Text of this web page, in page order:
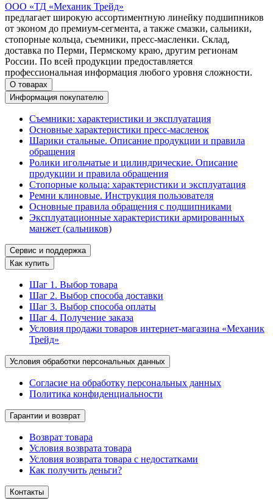
ООО «ТД «Механик Трейд»
предлагает широкую ассортиментную линейку подшипников
от эконом до премиум-сегмента, а также смазки, сальники,
стопорные кольца, съемники, пресс-масленки. Склад,
доставка по Перми, Пермскому краю, другим регионам
России. По всей продукции предоставляется
профессиональная информация любого уровня сложности.
О товарах
Информация покупателю
Съемники: характеристики и эксплуатация
Основные характеристики пресс‑масленок
Шарики стальные. Описание продукции и правила
обращения
Ролики игольчатые и цилиндрические. Описание
продукции и правила обращения
Стопорные кольца: характеристики и эксплуатация
Ремни клиновые. Инструкция пользователя
Основные правила обращения с подшипниками
Эксплуатационные характеристики армированных
манжет (сальников)
Сервис и поддержка
Как купить
Шаг 1. Выбор товара
Шаг 2. Выбор способа доставки
Шаг 3. Выбор способа оплаты
Шаг 4. Получение заказа
Условия продажи товаров интернет-магазина «Механик
Трейд»
Условия обработки персональных данных
Согласие на обработку персональных данных
Политика конфиденциальности
Гарантии и возврат
Возврат товара
Условия возврата товара
Условия возврата товара с недостатками
Как получить деньги?
Контакты